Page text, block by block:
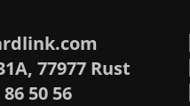
77977 Rust
50 56